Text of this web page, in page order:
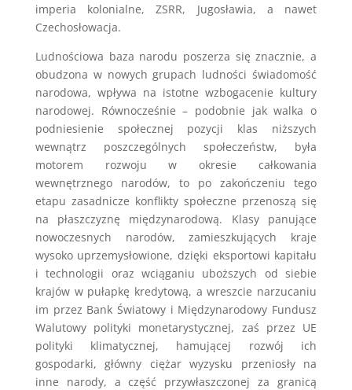
imperia kolonialne, ZSRR, Jugosławia, a nawet
Czechosłowacja.
Ludnościowa baza narodu poszerza się znacznie, a
obudzona w nowych grupach ludności świadomość
narodowa, wpływa na istotne wzbogacenie kultury
narodowej. Równocześnie – podobnie jak walka o
podniesienie społecznej pozycji klas niższych
wewnątrz poszczególnych społeczeństw, była
motorem rozwoju w okresie całkowania
wewnętrznego narodów, to po zakończeniu tego
etapu zasadnicze konflikty społeczne przenoszą się
na płaszczyznę międzynarodową. Klasy panujące
nowoczesnych narodów, zamieszkujących kraje
wysoko uprzemysłowione, dzięki eksportowi kapitału
i technologii oraz wciąganiu uboższych od siebie
krajów w pułapkę kredytową, a wreszcie narzucaniu
im przez Bank Światowy i Międzynarodowy Fundusz
Walutowy polityki monetarystycznej, zaś przez UE
polityki klimatycznej, hamującej rozwój ich
gospodarki, główny ciężar wyzysku przeniosły na
inne narody, a część przywłaszczonej za granicą